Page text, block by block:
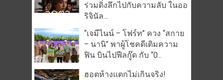
ร่วมดิ่งลึกไปกับความลับ ในออ
ริจินัล...
“เจมีไนน์ – โฟร์ท” ควง “สกาย
– นานิ” พาผู้โชคดีเติมความ
ฟิน บินไปฟีลกู๊ด กับ “O...
ฮอตห้างแตกไม่เกินจริง!